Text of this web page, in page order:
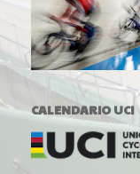
CALENDARIO UCI